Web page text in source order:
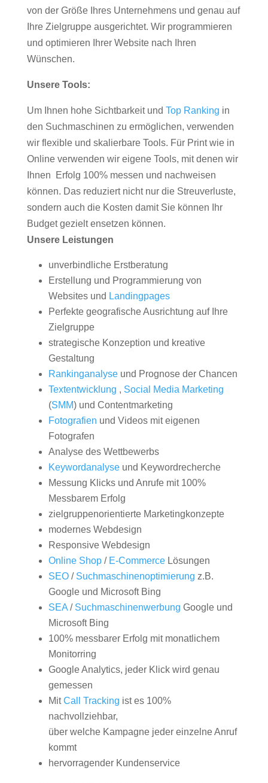
von der Größe Ihres Unternehmens und genau auf
Ihre Zielgruppe ausgerichtet. Wir programmieren
und optimieren Ihrer Website nach Ihren
Wünschen.
Unsere Tools:
Um Ihnen hohe Sichtbarkeit und Top Ranking in
den Suchmaschinen zu ermöglichen, verwenden
wir flexible und skalierbare Tools. Für Print wie in
Online verwenden wir eigene Tools, mit denen wir
Ihnen Erfolg 100% messen und nachweisen
können. Das reduziert nicht nur die Streuverluste,
sondern auch die Kosten damit Sie können Ihr
Budget gezielt ensetzen können.
Unsere Leistungen
unverbindliche Erstberatung
Erstellung und Programmierung von
Websites und Landingpages
Perfekte geografische Ausrichtung auf Ihre
Zielgruppe
strategische Konzeption und kreative
Gestaltung
Rankinganalyseund Prognose der Chancen
Textentwicklung , Social Media Marketing
(SMM) und Contentmarketing
Fotografien und Videos mit eigenen
Fotografen
Analyse des Wettbewerbs
Keywordanalyseund Keywordrecherche
Messung Klicks und Anrufe mit 100%
Messbarem Erfolg
zielgruppenorientierte Marketingkonzepte
modernes Webdesign
Responsive Webdesign
Online Shop/ E-CommerceLösungen
SEO/ Suchmaschinenoptimierung z.B.
Google und Microsoft Bing
SEA/ Suchmaschinenwerbung Google und
Microsoft Bing
100% messbarer Erfolg mit monatlichem
Monitorring
Google Analytics, jeder Klick wird genau
gemessen
MitCall Tracking ist es 100%
nachvollziehbar,
über welche Kampagne jeder einzelne Anruf
kommt
hervorragender Kundenservice